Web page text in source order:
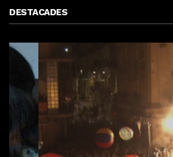
DESTACADES